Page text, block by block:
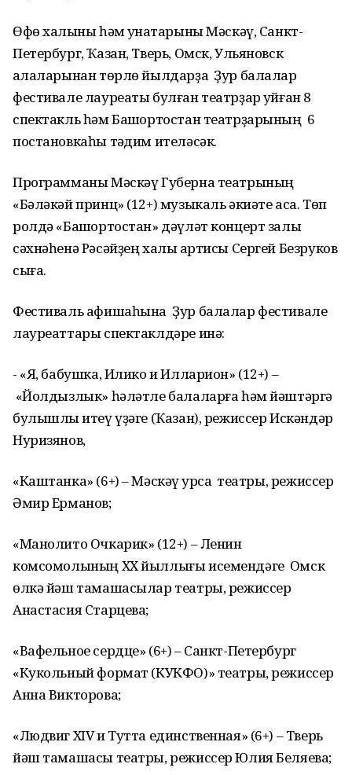
Өфө халҡыны һәм ҡунаҡтарыны Мәскәү, Санкт-
Петербург, Ҡазан, Тверь, Омск, Ульяновск
ҡалаларынан төрлө йылдарҙа Ҙур балалар
фестивале лауреаты булған театрҙар ҡуйған 8
спектакль һәм Башҡортостан театрҙарының 6
постановкаһы тәҡдим ителәсәк.
Программаны Мәскәү Губерна театрының
«Бәләкәй принц» (12+) музыкаль әкиәте аса. Төп
ролдә «Башҡортостан» дәүләт концерт залы
сәхнәһенә Рәсәйҙең халыҡ артисы Сергей Безруков
сыға.
Фестиваль афишаһына Ҙур балалар фестивале
лауреаттары спектаклдәре инә:
- «Я, бабушка, Илико и Илларион» (12+) –
«Йолдызлык» һәләтле балаларға һәм йәштәргә
булышлыҡ итеү үҙәге (Ҡазан), режиссер Искәндәр
Нуризянов,
«Каштанка» (6+) – Мәскәү ҡурсаҡ театры, режиссер
Әмир Ерманов;
«Манолито Очкарик» (12+) – Ленин
комсомолының ХХ йыллығы исемендәге Омск
өлкә йәш тамашасылар театры, режиссер
Анастасия Старцева;
«Вафельное сердце» (6+) – Санкт-Петербург
«Кукольный формат (КУКФО)» театры, режиссер
Анна Викторова;
«Людвиг XIV и Тутта единственная» (6+) – Тверь
йәш тамашасы театры, режиссер Юлия Беляева;